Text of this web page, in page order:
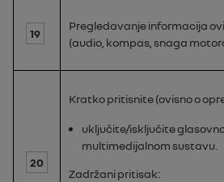
19
Pregledavanje informacija
(audio, kompas, snaga
20
Kratko pritisnite (ovisno o
uključite/isključite
multimedijalnom sustavu.
Zadržani pritisak: